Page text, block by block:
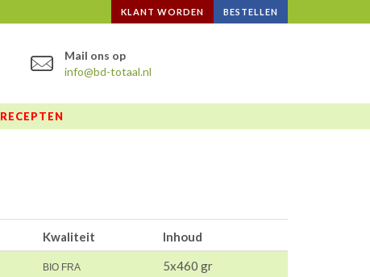
KLANT WORDEN BESTELLEN
Mail ons op
info@bd-totaal.nl
RECEPTEN
Kwaliteit
Inhoud
BIO FRA 5x460 gr